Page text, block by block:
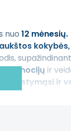
nuo 12 mėnesių.
aukštos
emocijų ir
vystymąsi ir
prie sienos.